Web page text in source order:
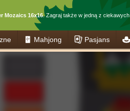
Mozaics 16x16. Zagraj także w jedną z ciekawych
Mahjong Pasjans